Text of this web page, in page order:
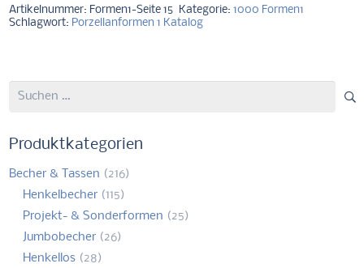
Artikelnummer: Formen1-Seite 15 Kategorie:1000 Formen1
Schlagwort: Porzellanformen 1 Katalog
Suchen
Produktkategorien
Becher & Tassen (216)
Henkelbecher (115)
Projekt- & Sonderformen (25)
Jumbobecher (26)
Henkellos (28)